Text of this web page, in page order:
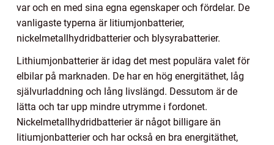
var och en med sina egna egenskaper och fördelar. De
vanligaste typerna är litiumjonbatterier,
nickelmetallhydridbatterier och blysyrabatterier.
Lithiumjonbatterier är idag det mest populära valet för
elbilar på marknaden. De har en hög energitäthet, låg
självurladdning och lång livslängd. Dessutom är de
lätta och tar upp mindre utrymme i fordonet.
Nickelmetallhydridbatterier är något billigare än
litiumjonbatterier och har också en bra energitäthet,